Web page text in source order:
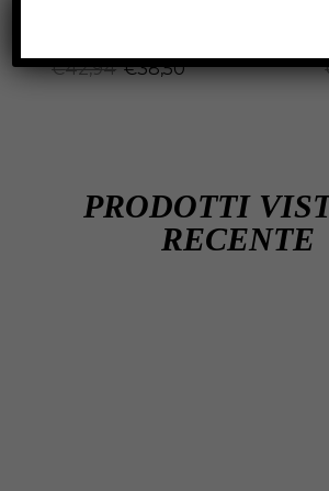
€42,94 €38,50
PRODOTTI
RECENTE